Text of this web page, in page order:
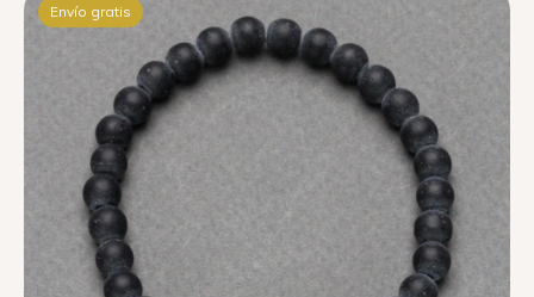
Envío gratis